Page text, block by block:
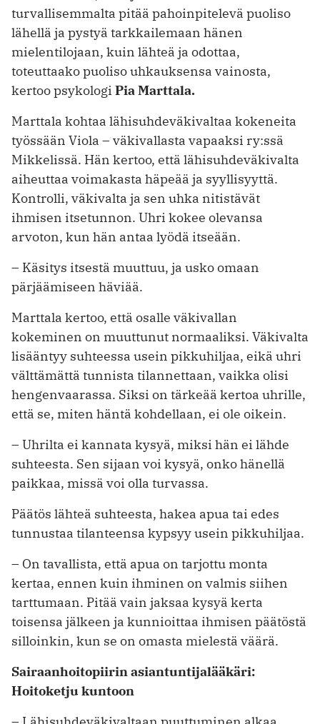
turvallisemmalta pitää pahoinpitelevä puoliso
lähellä ja pystyä tarkkailemaan hänen
mielentilojaan, kuin lähteä ja odottaa,
toteuttaako puoliso uhkauksensa vainosta,
kertoo psykologi Pia Marttala.
Marttala kohtaa lähisuhdeväkivaltaa kokeneita
työssään Viola – väkivallasta vapaaksi ry:ssä
Mikkelissä. Hän kertoo, että lähisuhdeväkivalta
aiheuttaa voimakasta häpeää ja syyllisyyttä.
Kontrolli, väkivalta ja sen uhka nitistävät
ihmisen itsetunnon. Uhri kokee olevansa
arvoton, kun hän antaa lyödä itseään.
– Käsitys itsestä muuttuu, ja usko omaan
pärjäämiseen häviää.
Marttala kertoo, että osalle väkivallan
kokeminen on muuttunut normaaliksi. Väkivalta
lisääntyy suhteessa usein pikkuhiljaa, eikä uhri
välttämättä tunnista tilannettaan, vaikka olisi
hengenvaarassa. Siksi on tärkeää kertoa uhrille,
että se, miten häntä kohdellaan, ei ole oikein.
– Uhrilta ei kannata kysyä, miksi hän ei lähde
suhteesta. Sen sijaan voi kysyä, onko hänellä
paikkaa, missä voi olla turvassa.
Päätös lähteä suhteesta, hakea apua tai edes
tunnustaa tilanteensa kypsyy usein pikkuhiljaa.
– On tavallista, että apua on tarjottu monta
kertaa, ennen kuin ihminen on valmis siihen
tarttumaan. Pitää vain jaksaa kysyä kerta
toisensa jälkeen ja kunnioittaa ihmisen päätöstä
silloinkin, kun se on omasta mielestä väärä.
Sairaanhoitopiirin asiantuntijalääkäri:
Hoitoketju kuntoon